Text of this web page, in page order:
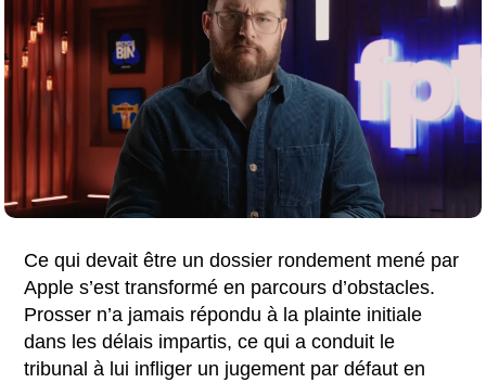
Ce qui devait être un dossier rondement mené par
Apple s’est transformé en parcours d’obstacles.
Prosser n’a jamais répondu à la plainte initiale
dans les délais impartis, ce qui a conduit le
tribunal à lui infliger un jugement par défaut en